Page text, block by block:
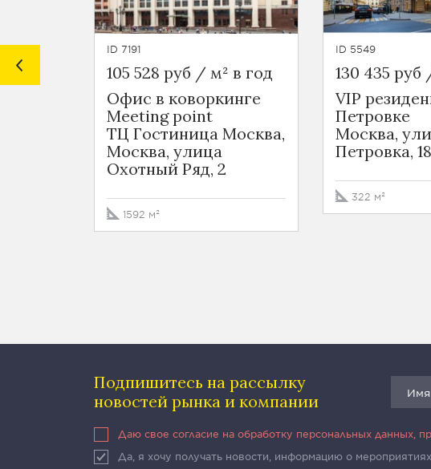
ID 7191
105 528 руб / м² в год
Офис в коворкинге
Meeting point
ТЦ Гостиница Москва,
Москва, улица
Охотный Ряд, 2
1592 м²
ID 5549
130 435 руб
VIP
Петровке
Москва,
Петровка, 18
322 м²
Подпишитесь на рассылку
новостей рынка и компании
Даю свое согласие на обработку персональных данных,
Да, я хочу получать новости, информацию о